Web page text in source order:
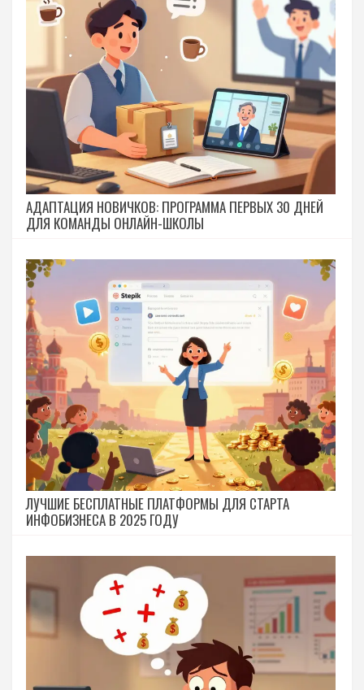
АДАПТАЦИЯ НОВИЧКОВ: ПРОГРАММА ПЕРВЫХ 30 ДНЕЙ
ДЛЯ КОМАНДЫ ОНЛАЙН-ШКОЛЫ
ЛУЧШИЕ БЕСПЛАТНЫЕ ПЛАТФОРМЫ ДЛЯ СТАРТА
ИНФОБИЗНЕСА В 2025 ГОДУ